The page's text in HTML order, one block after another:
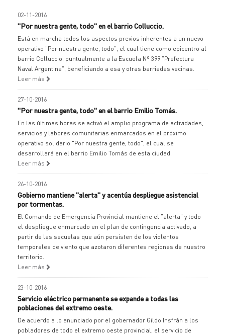
02-11-2016
"Por nuestra gente, todo" en el barrio Colluccio.
Está en marcha todos los aspectos previos inherentes a un nuevo
operativo "Por nuestra gente, todo", el cual tiene como epicentro al
barrio Colluccio, puntualmente a la Escuela Nº 399 "Prefectura
Naval Argentina", beneficiando a esa y otras barriadas vecinas.
Leer más
27-10-2016
"Por nuestra gente, todo" en el barrio Emilio Tomás.
En las últimas horas se activó el amplio programa de actividades,
servicios y labores comunitarias enmarcados en el próximo
operativo solidario "Por nuestra gente, todo", el cual se
desarrollará en el barrio Emilio Tomás de esta ciudad.
Leer más
26-10-2016
Gobierno mantiene "alerta" y acentúa despliegue asistencial
por tormentas.
El Comando de Emergencia Provincial mantiene el "alerta" y todo
el despliegue enmarcado en el plan de contingencia activado, a
partir de las secuelas que aún persisten de los violentos
temporales de viento que azotaron diferentes regiones de nuestro
territorio.
Leer más
23-10-2016
Servicio eléctrico permanente se expande a todas las
poblaciones del extremo oeste.
De acuerdo a lo anunciado por el gobernador Gildo Insfrán a los
pobladores de todo el extremo oeste provincial, el servicio de